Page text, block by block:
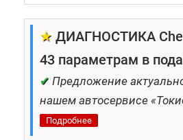
★ ДИАГНОСТИКА
43 параметрам в
✔ Предложение
нашем автосервисе
Подробнее